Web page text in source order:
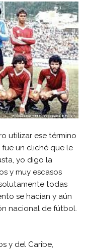
utilizar ese término
fue un cliché que le
yo digo la
y muy escasos
todas
se hacían y aún
nacional de fútbol.
y del Caribe,